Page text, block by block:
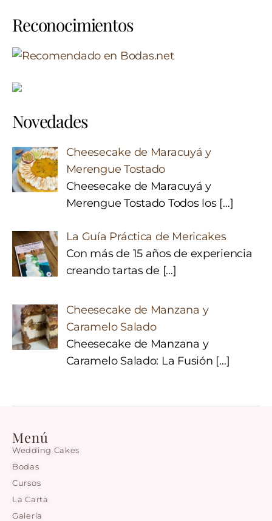
Reconocimientos
Novedades
Cheesecake de Maracuyá y
Merengue Tostado
Cheesecake de Maracuyá y
Merengue Tostado Todos los […]
La Guía Práctica de Mericakes
Con más de 15 años de experiencia
creando tartas de […]
Cheesecake de Manzana y
Caramelo Salado
Cheesecake de Manzana y
Caramelo Salado: La Fusión […]
Menú
Wedding Cakes
Bodas
Cursos
La Carta
Galería